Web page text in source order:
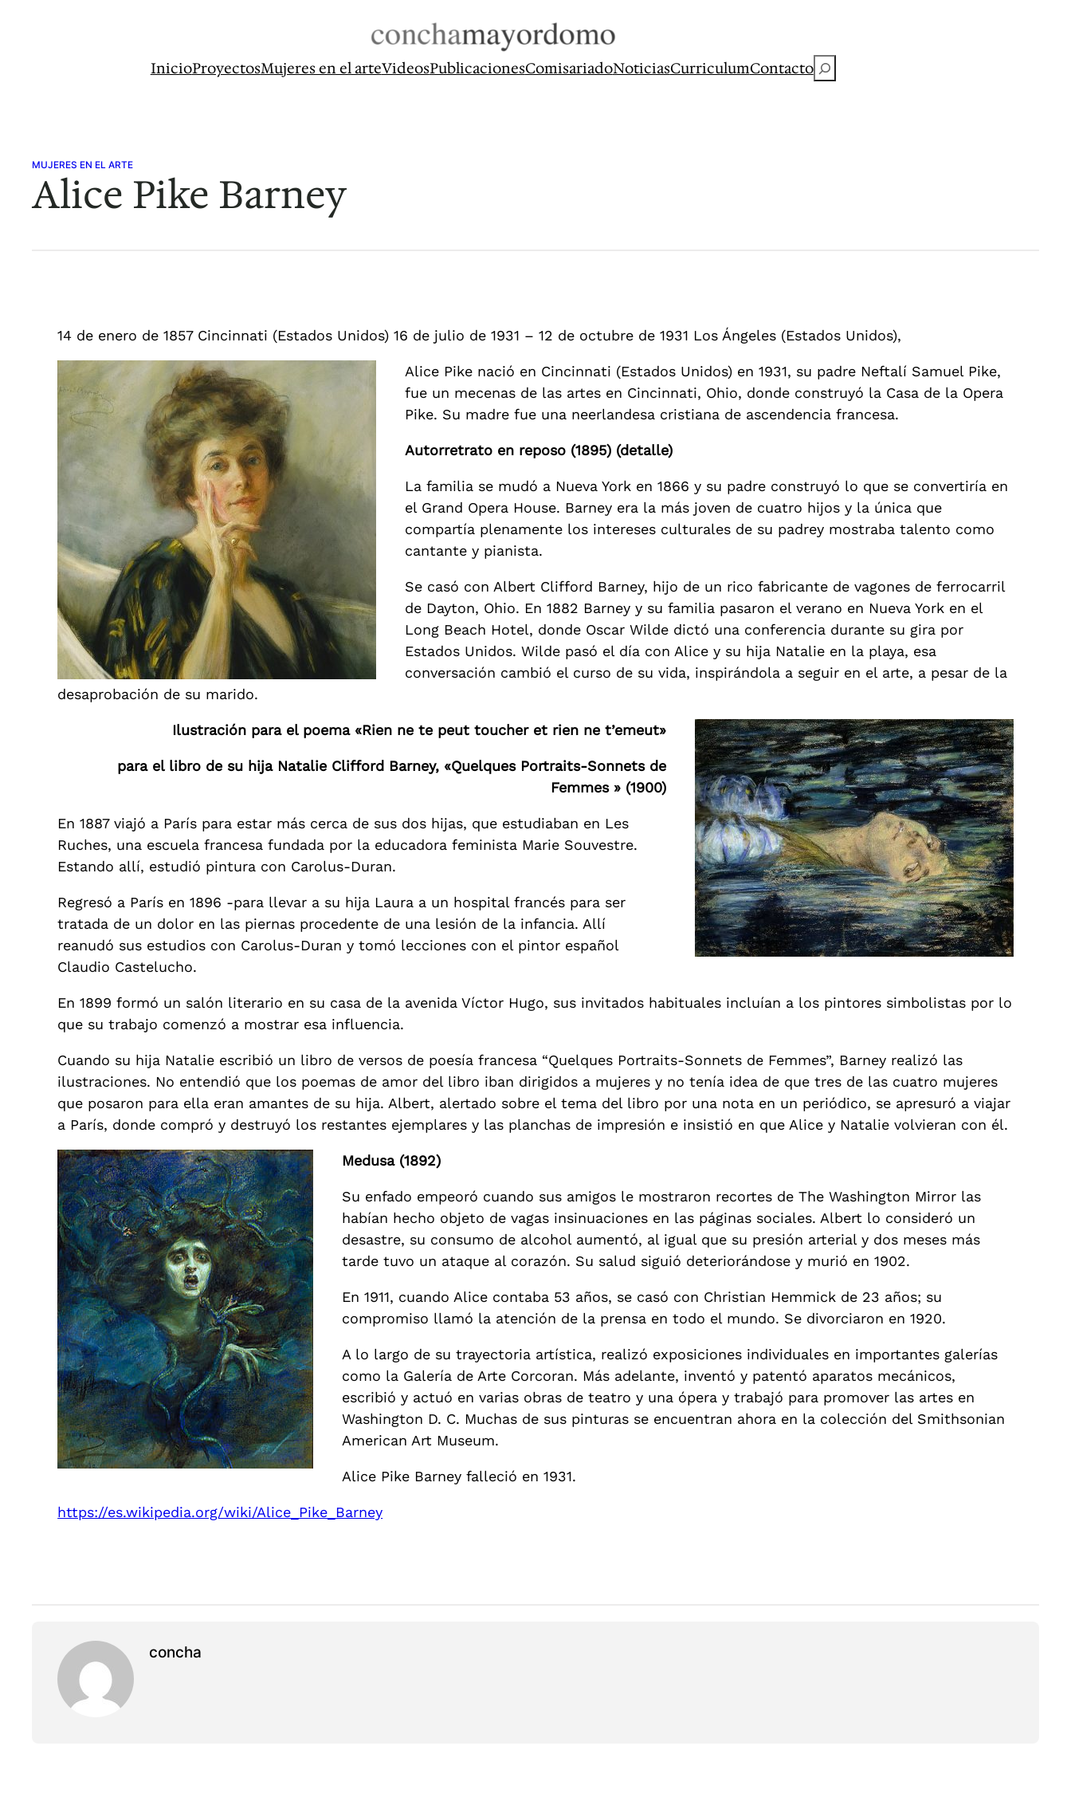
InicioProyectosMujeres en el arteVideosPublicacionesComisariadoNoticiasCurriculumContactoBuscar
MUJERES EN EL ARTE
Alice Pike Barney
14 de enero de 1857 Cincinnati (Estados Unidos) 16 de julio de 1931 – 12 de octubre de 1931 Los Ángeles (Estados Unidos),
Alice Pike nació en Cincinnati (Estados Unidos) en 1931, su padre Neftalí Samuel Pike,
fue un mecenas de las artes en Cincinnati, Ohio, donde construyó la Casa de la Opera
Pike. Su madre fue una neerlandesa cristiana de ascendencia francesa.
Autorretrato en reposo (1895) (detalle)
La familia se mudó a Nueva York en 1866 y su padre construyó lo que se convertiría en
el Grand Opera House. Barney era la más joven de cuatro hijos y la única que
compartía plenamente los intereses culturales de su padrey mostraba talento como
cantante y pianista.
Se casó con Albert Clifford Barney, hijo de un rico fabricante de vagones de ferrocarril
de Dayton, Ohio. En 1882 Barney y su familia pasaron el verano en Nueva York en el
Long Beach Hotel, donde Oscar Wilde dictó una conferencia durante su gira por
Estados Unidos. Wilde pasó el día con Alice y su hija Natalie en la playa, esa
conversación cambió el curso de su vida, inspirándola a seguir en el arte, a pesar de la
desaprobación de su marido.
Ilustración para el poema «Rien ne te peut toucher et rien ne t’emeut»
para el libro de su hija Natalie Clifford Barney, «Quelques Portraits-Sonnets de
Femmes » (1900)
En 1887 viajó a París para estar más cerca de sus dos hijas, que estudiaban en Les
Ruches, una escuela francesa fundada por la educadora feminista Marie Souvestre.
Estando allí, estudió pintura con Carolus-Duran.
Regresó a París en 1896 -para llevar a su hija Laura a un hospital francés para ser
tratada de un dolor en las piernas procedente de una lesión de la infancia. Allí
reanudó sus estudios con Carolus-Duran y tomó lecciones con el pintor español
Claudio Castelucho.
En 1899 formó un salón literario en su casa de la avenida Víctor Hugo, sus invitados habituales incluían a los pintores simbolistas por lo
que su trabajo comenzó a mostrar esa influencia.
Cuando su hija Natalie escribió un libro de versos de poesía francesa “Quelques Portraits-Sonnets de Femmes”, Barney realizó las
ilustraciones. No entendió que los poemas de amor del libro iban dirigidos a mujeres y no tenía idea de que tres de las cuatro mujeres
que posaron para ella eran amantes de su hija. Albert, alertado sobre el tema del libro por una nota en un periódico, se apresuró a viajar
a París, donde compró y destruyó los restantes ejemplares y las planchas de impresión e insistió en que Alice y Natalie volvieran con él.
Medusa (1892)
Su enfado empeoró cuando sus amigos le mostraron recortes de The Washington Mirror las
habían hecho objeto de vagas insinuaciones en las páginas sociales. Albert lo consideró un
desastre, su consumo de alcohol aumentó, al igual que su presión arterial y dos meses más
tarde tuvo un ataque al corazón. Su salud siguió deteriorándose y murió en 1902.
En 1911, cuando Alice contaba 53 años, se casó con Christian Hemmick de 23 años; su
compromiso llamó la atención de la prensa en todo el mundo. Se divorciaron en 1920.
A lo largo de su trayectoria artística, realizó exposiciones individuales en importantes galerías
como la Galería de Arte Corcoran. Más adelante, inventó y patentó aparatos mecánicos,
escribió y actuó en varias obras de teatro y una ópera y trabajó para promover las artes en
Washington D. C. Muchas de sus pinturas se encuentran ahora en la colección del Smithsonian
American Art Museum.
Alice Pike Barney falleció en 1931.
https://es.wikipedia.org/wiki/Alice_Pike_Barney
concha